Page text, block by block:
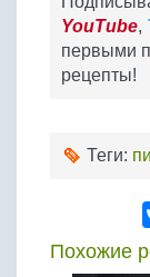
YouTube,
первыми
рецепты!
Теги:
Похожие